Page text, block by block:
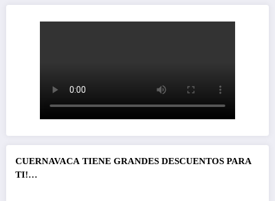
CUERNAVACA TIENE GRANDES DESCUENTOS PARA
TI!…